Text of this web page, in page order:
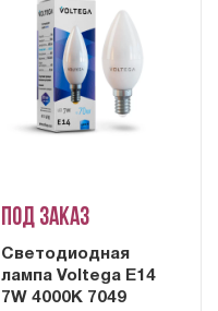
Под заказ
Светодиодная
лампа Voltega E14
7W 4000K 7049